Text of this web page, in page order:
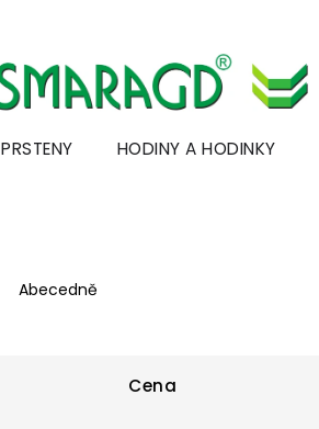
PRSTENY HODINY A HODINKY
Abecedně
Cena